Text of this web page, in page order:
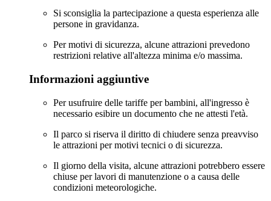
Si sconsiglia la partecipazione a questa esperienza alle
persone in gravidanza.
Per motivi di sicurezza, alcune attrazioni prevedono
restrizioni relative all'altezza minima e/o massima.
Informazioni aggiuntive
Per usufruire delle tariffe per bambini, all'ingresso è
necessario esibire un documento che ne attesti l'età.
Il parco si riserva il diritto di chiudere senza preavviso
le attrazioni per motivi tecnici o di sicurezza.
Il giorno della visita, alcune attrazioni potrebbero essere
chiuse per lavori di manutenzione o a causa delle
condizioni meteorologiche.